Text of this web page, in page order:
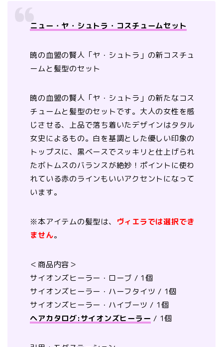
ニュー・ヤ・シュトラ・コスチュームセット
暁の血盟の賢人「ヤ・シュトラ」の新コスチュ
ームと髪型のセット
暁の血盟の賢人「ヤ・シュトラ」の新たなコス
チュームと髪型のセットです。大人の女性を感
じさせる、上品で落ち着いたデザインはタタル
女史によるもの。白を基調とした優しい印象の
トップスに、黒ベースでスッキリと仕上げられ
たボトムスのバランスが絶妙！ポイントに使わ
れている赤のラインもいいアクセントになって
います。
※本アイテムの髪型は、
ヴィエラでは選択でき
ません。
＜商品内容＞
サイオンズヒーラー・ローブ / 1個
サイオンズヒーラー・ハーフタイツ / 1個
サイオンズヒーラー・ハイブーツ / 1個
ヘアカタログ:サイオンズヒーラー / 1個